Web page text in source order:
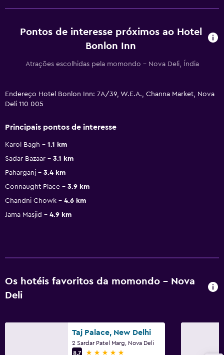
Pontos de interesse próximos ao Hotel
Bonlon Inn
Atrações escolhidas pela momondo - Nova Deli, Índia
Endereço Hotel Bonlon Inn: 7A/39, W.E.A., Channa Market, Nova
Deli 110 005
Principais pontos de interesse
Karol Bagh
1.1 km
Sadar Bazaar
3.1 km
Paharganj
3.4 km
Connaught Place
3.9 km
Chandni Chowk
4.6 km
Jama Masjid
4.9 km
Os hotéis favoritos da momondo - Nova
Deli
Taj Palace, New Delhi
2 Sardar Patel Marg, Nova Deli
8,7
5 estrelas